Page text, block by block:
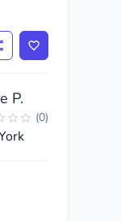
P.
(0)